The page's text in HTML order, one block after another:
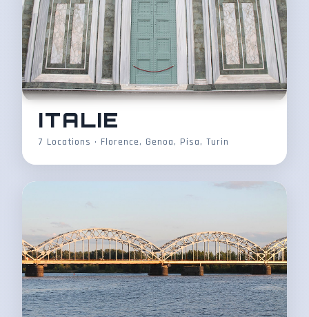
ITALIE
7 Locations • Florence, Genoa, Pisa, Turin